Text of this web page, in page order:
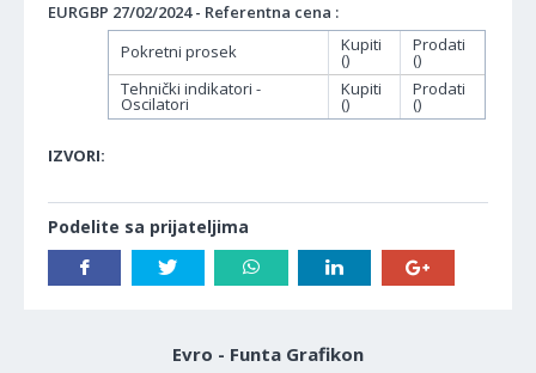
EURGBP 27/02/2024 - Referentna cena :
Pokretni prosek
Kupiti
()
Prodati
()
Tehnički indikatori -
Oscilatori
Kupiti
()
Prodati
()
IZVORI:
Podelite sa prijateljima
Evro - Funta Grafikon